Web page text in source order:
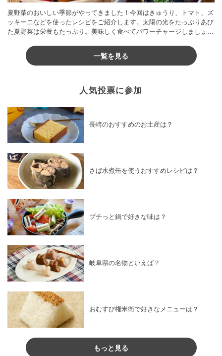
夏野菜のおいしい季節がやってきました！今回はきゅうり、トマト、ズ
ッキーニなどを使ったレシピをご紹介します。太陽の光をたっぷりあび
た夏野菜は栄養もたっぷり。美味しく食べてパワーチャージしましょう
一覧を見る
人気投票に参加
長崎のおすすめのお土産は？
さば水煮缶を使うおすすめレシピは？
プチっと鍋で好きな味は？
岐阜県の名物といえば？
おむすび権米衛で好きなメニューは？
もっと見る